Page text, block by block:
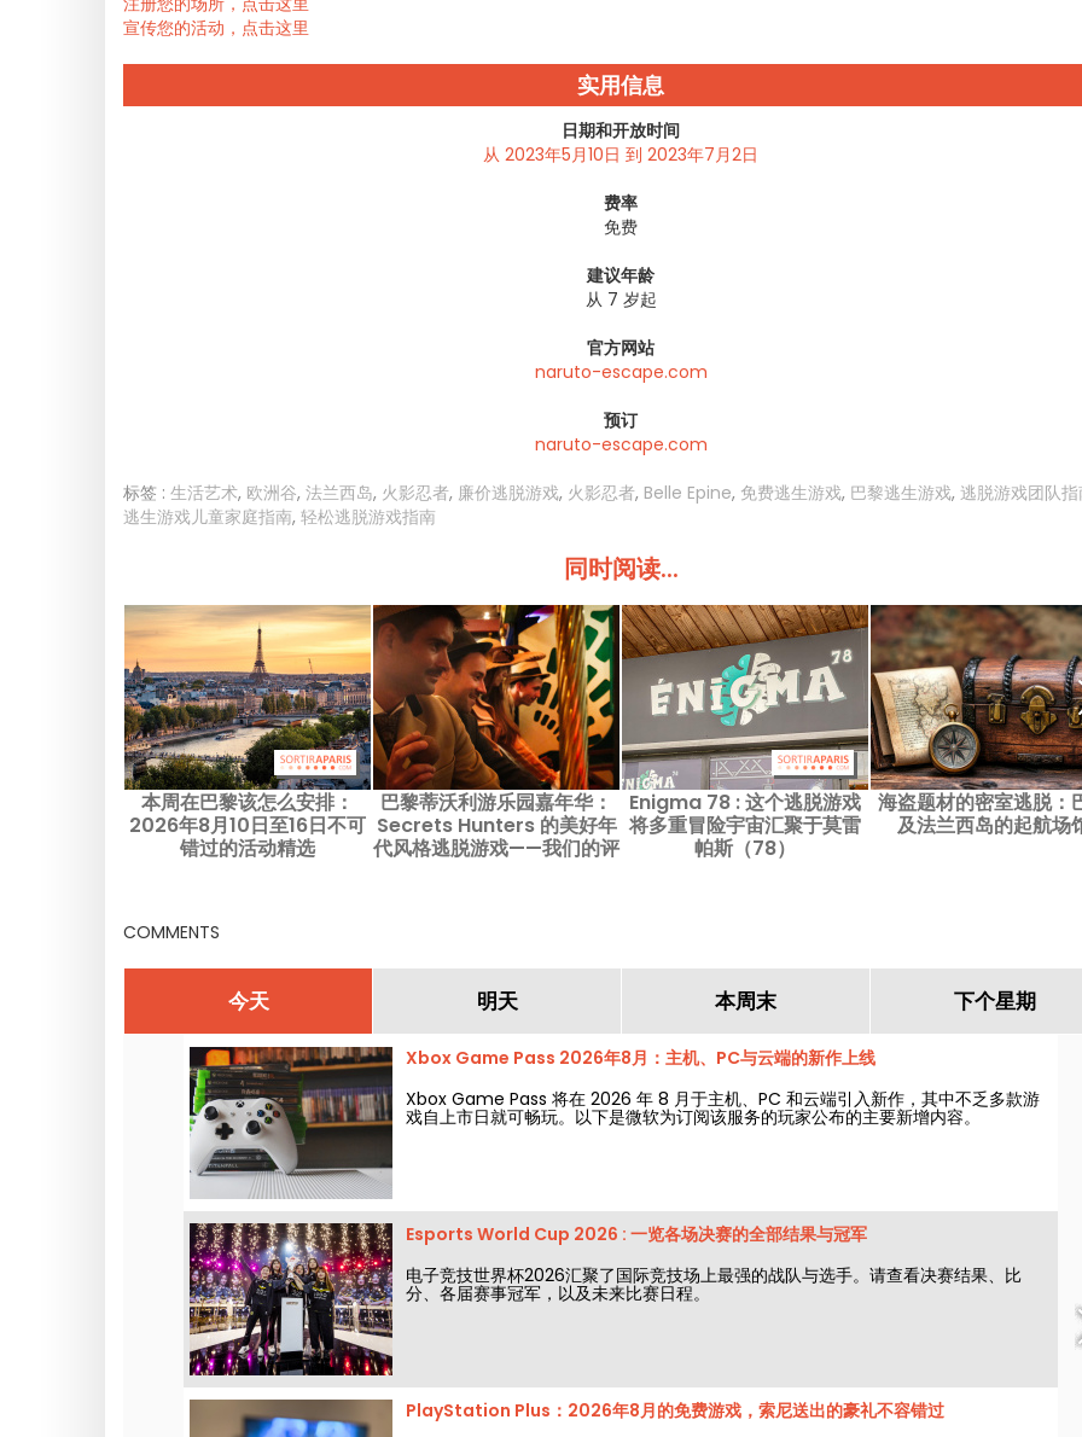
宣传您的活动，点击这里
实用信息
日期和开放时间
从 2023年5月10日 到 2023年7月2日
费率
免费
建议年龄
从 7 岁起
官方网站
naruto-escape.com
预订
naruto-escape.com
标签 : 生活艺术, 欧洲谷, 法兰西岛, 火影忍者, 廉价逃脱游戏, 火影忍者, Belle Epine, 免费逃生游戏, 巴黎逃生游戏, 逃脱游戏团队
逃生游戏儿童家庭指南, 轻松逃脱游戏指南
同时阅读...
本周在巴黎该怎么安排：
2026年8月10日至16日不可
错过的活动精选
巴黎蒂沃利游乐园嘉年华：
Secrets Hunters 的美好年
代风格逃脱游戏——我们的评
Enigma 78 : 这个逃脱游戏
将多重冒险宇宙汇聚于莫雷
帕斯（78）
海盗题材的密室逃脱：
及法兰西岛的起航场
COMMENTS
今天 明天 本周末 下个星期
Xbox Game Pass 2026年8月：主机、PC与云端的新作上线
Xbox Game Pass 将在 2026 年 8 月于主机、PC 和云端引入新作，其中不乏多款游
戏自上市日就可畅玩。以下是微软为订阅该服务的玩家公布的主要新增内容。
Esports World Cup 2026 : 一览各场决赛的全部结果与冠军
电子竞技世界杯2026汇聚了国际竞技场上最强的战队与选手。请查看决赛结果、比
分、各届赛事冠军，以及未来比赛日程。
PlayStation Plus：2026年8月的免费游戏，索尼送出的豪礼不容错过